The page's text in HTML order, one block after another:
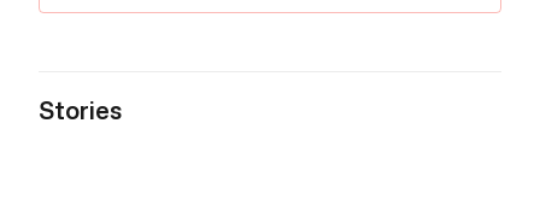
Stories